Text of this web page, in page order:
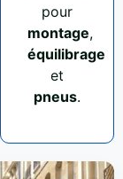
pour
montage,
équilibrage
et
pneus.